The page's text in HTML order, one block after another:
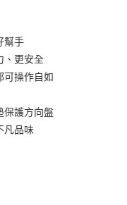
業銀行
邦商業銀行
際商業銀行
業銀行
際商業銀行
業銀行
幫手
、更安全
可操作自如
保護方向盤
凡品味